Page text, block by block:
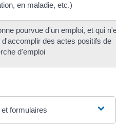
en maladie, etc.)
pourvue d'un emploi, et qui n'est pas
d'accomplir des actes positifs de
d'emploi
formulaires